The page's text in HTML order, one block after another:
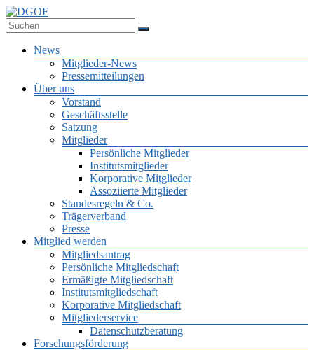
Zum
Inhalt
springen
Deutsche Gesellschaft für Online-Forschung e.V.
Menü
News
Mitglieder-News
Pressemitteilungen
Über uns
Vorstand
Geschäftsstelle
Satzung
Mitglieder
Persönliche Mitglieder
Institutsmitglieder
Korporative Mitglieder
Assoziierte Mitglieder
Standesregeln & Co.
Trägerverband
Presse
Mitglied werden
Mitgliedsantrag
Persönliche Mitgliedschaft
Ermäßigte Mitgliedschaft
Institutsmitgliedschaft
Korporative Mitgliedschaft
Mitgliederservice
Datenschutzberatung
Forschungsförderung